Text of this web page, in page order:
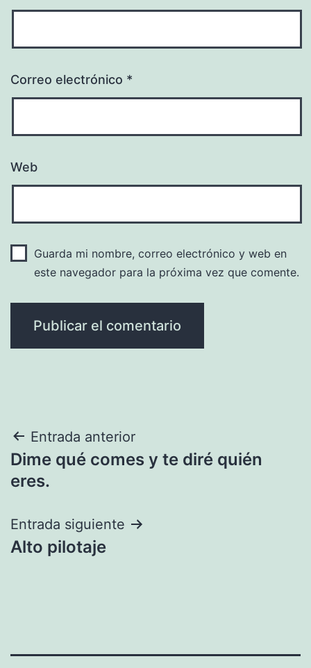
Correo electrónico *
Web
Guarda mi nombre, correo electrónico y web en
este navegador para la próxima vez que comente.
Navegación
de
Entrada anterior
Dime qué comes y te diré quién
eres.
Entrada siguiente
Alto pilotaje